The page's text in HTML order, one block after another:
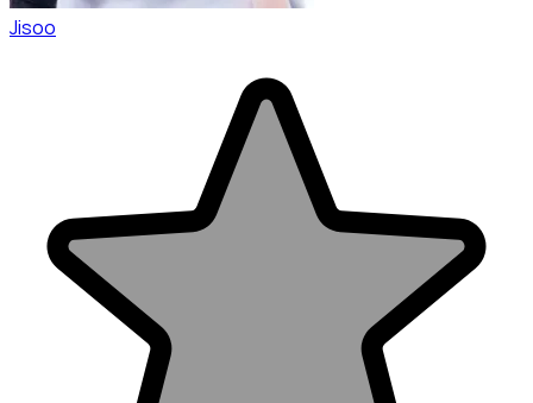
Jisoo